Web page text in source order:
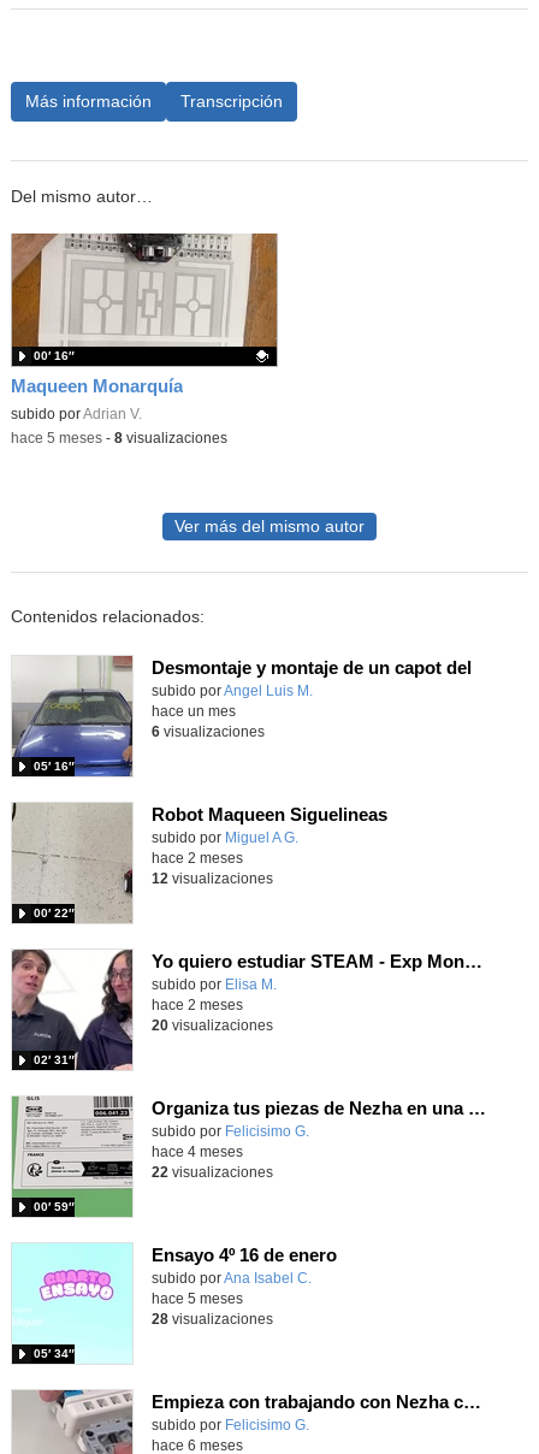
Más información Transcripción
Del mismo autor…
Maqueen Monarquía
Contenido educativo.
subido porAdrian V.
00′ 16″
-hace 5 meses- 8visualizaciones
Ver más del mismo autor
Contenidos relacionados:
Desmontaje y montaje de un capot del
Contenido educativo.
subido porAngel Luis M.
05′ 16″
hace un mes
6visualizaciones
Robot Maqueen Siguelineas
Contenido educativo.
subido por Miguel A G.
00′ 22″
hace 2 meses
12 visualizaciones
Yo quiero estudiar STEAM - Exp Montaje de trenes
Contenido educativo.
subido por Elisa M.
02′ 31″
hace 2 meses
20visualizaciones
Organiza tus piezas de Nezha en una caja para facilitar el montaje de tus robots
Contenido educativo.
subido por Felicisimo G.
00′ 59″
hace 4 meses
22 visualizaciones
Ensayo 4º 16 de enero
Contenido educativo.
subido porAna Isabel C.
05′ 34″
hace 5 meses
28visualizaciones
Empieza con trabajando con Nezha con actividades desenchufadas para conocer las piezas
Contenido educativo.
subido por Felicisimo G.
hace 6 meses